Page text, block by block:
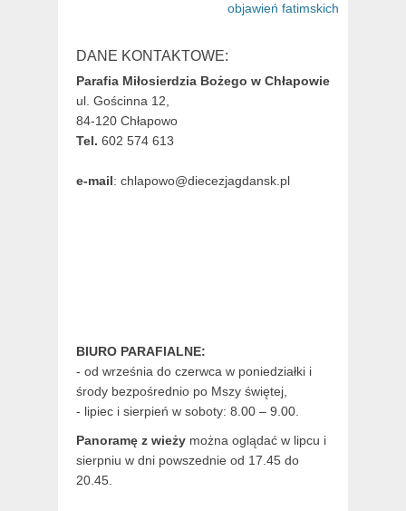
objawień fatimskich
DANE KONTAKTOWE:
Parafia Miłosierdzia Bożego w Chłapowie
ul. Gościnna 12,
84-120 Chłapowo
Tel. 602 574 613
e-mail: chlapowo@diecezjagdansk.pl
BIURO PARAFIALNE:
- od września do czerwca w poniedziałki i
środy bezpośrednio po Mszy świętej,
- lipiec i sierpień w soboty: 8.00 – 9.00.
Panoramę z wieży można oglądać w lipcu i
sierpniu w dni powszednie od 17.45 do
20.45.